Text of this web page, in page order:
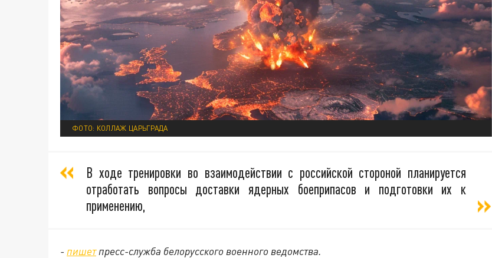
ФОТО: КОЛЛАЖ ЦАРЬГРАДА
В ходе тренировки во взаимодействии с российской стороной планируется
отработать вопросы доставки ядерных боеприпасов и подготовки их к
применению,
- пишетпресс-служба белорусского военного ведомства.